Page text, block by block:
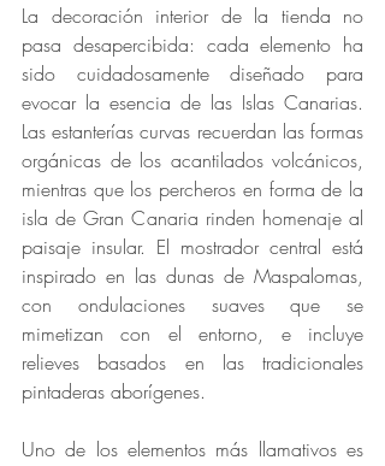
La decoración interior de la tienda no
pasa desapercibida: cada elemento ha
sido cuidadosamente diseñado para
evocar la esencia de las Islas Canarias.
Las estanterías curvas recuerdan las formas
orgánicas de los acantilados volcánicos,
mientras que los percheros en forma de la
isla de Gran Canaria rinden homenaje al
paisaje insular. El mostrador central está
inspirado en las dunas de Maspalomas,
con ondulaciones suaves que se
mimetizan con el entorno, e incluye
relieves basados en las tradicionales
pintaderas aborígenes.
Uno de los elementos más llamativos es